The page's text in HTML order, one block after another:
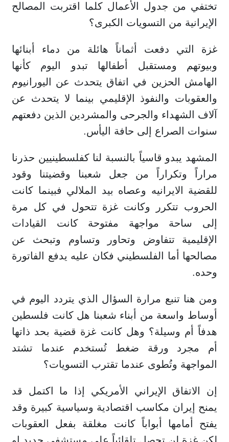
تختفي من جدول الأعمال كلما اقتربت المصالح
الإيرانية من التسويات الكبرى؟
غزة التي دفعت أثماناً هائلة من دماء أبنائها
وبيوتهم ومستقبل أطفالها تبدو اليوم كأنها
الهامش الحزين في اتفاق يتحدث عن اليورانيوم
والعقوبات والنفوذ الإقليمي بينما لا يتحدث عن
آلاف الشهداء والجرحى والمشردين الذين دفعتهم
سنوات الصراع إلى حافة اليأس.
المشهد يبدو قاسياً بالنسبة لنا كفلسطينيين حذرنا
مراراً وتكراراً من جعل شعبنا وقضيتنا وقود
للقضية الايرانيه وعصاه بيد الملالي فبينما كانت
الحروب تتكرر وكانت غزة تتحول في كل مرة
إلى ساحة مواجهة مفتوحة كانت القيادات
الإقليمية تتفاوض وتحاور وتساوم وتبحث عن
مصالحها أما الفلسطيني فكان عليه يدفع الفاتورة
وحده.
ومن هنا تنبع مرارة السؤال الذي يتردد اليوم في
أوساط واسعة من أبناء شعبنا هل كانت فلسطين
هدفاً أم وسيلة؟ وهل كانت غزة قضية بحد ذاتها
أم مجرد ورقة ضغط تُستخدم عندما تشتد
المواجهة وتُطوى عندما تقترب التسويات؟
إن الاتفاق الإيراني الأمريكي إذا ما اكتمل قد
يمنح إيران مكاسب اقتصادية وسياسية كبيرة وقد
يفتح أمامها أبواباً كانت مغلقة بفعل العقوبات